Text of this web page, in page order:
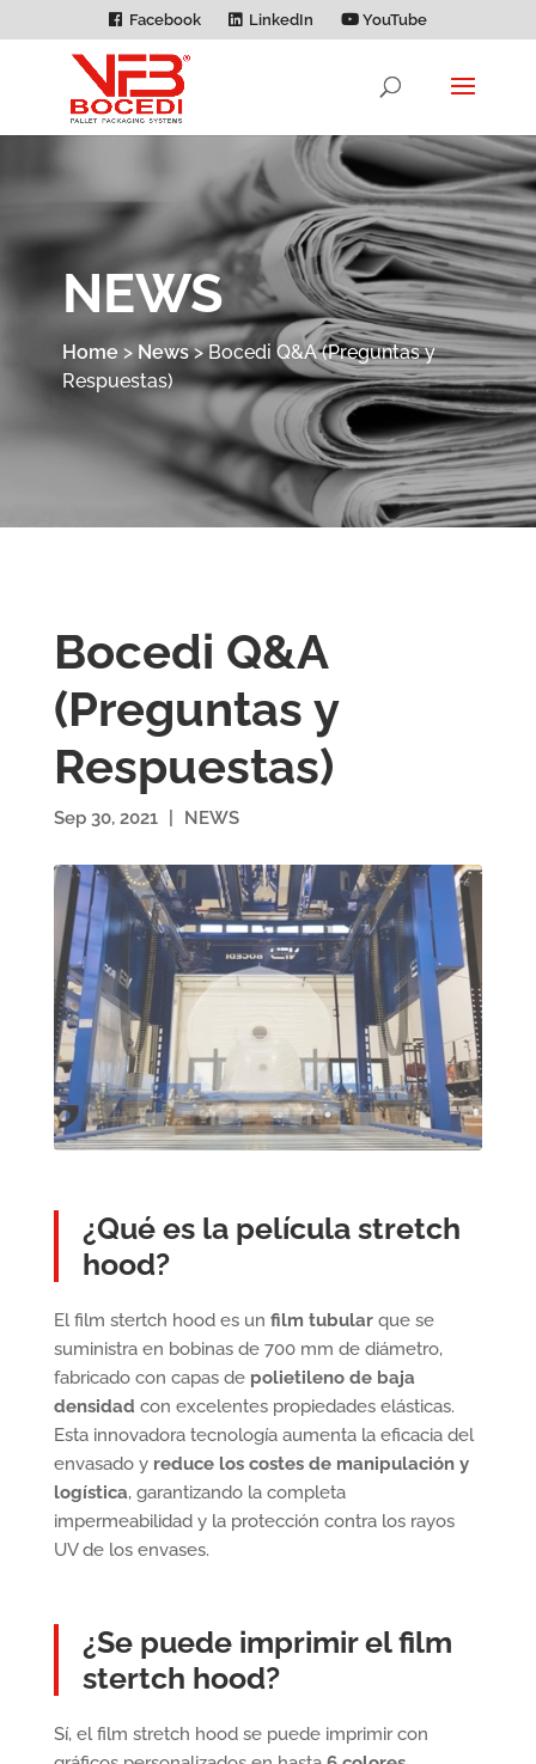
Facebook LinkedIn YouTube
NEWS
Home> News>Bocedi Q&A (Preguntas y
Respuestas)
Bocedi Q&A
(Preguntas y
Respuestas)
Sep 30, 2021 NEWS
¿Qué es la película stretch
hood?
El film stertch hood es un film tubularque se
suministra en bobinas de 700 mm de diámetro,
fabricado con capas de polietileno de baja
densidad con excelentes propiedades elásticas.
Esta innovadora tecnología aumenta la eficacia del
envasado y reduce los costes de manipulación y
logística, garantizando la completa
impermeabilidad y la protección contra los rayos
UV de los envases.
¿Se puede imprimir el film
stertch hood?
Sí, el film stretch hood se puede imprimir con